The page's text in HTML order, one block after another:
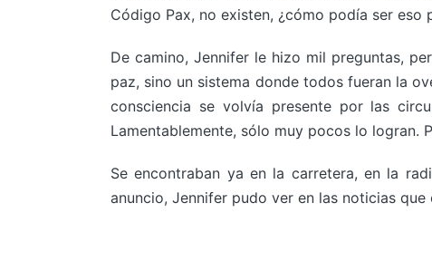
Código Pax, no existen, ¿cómo podía ser
De camino, Jennifer le hizo mil preguntas,
paz, sino un sistema donde todos fueran la
consciencia se volvía presente por las
Lamentablemente, sólo muy pocos lo logran.
Se encontraban ya en la carretera, en la
anuncio, Jennifer pudo ver en las noticias